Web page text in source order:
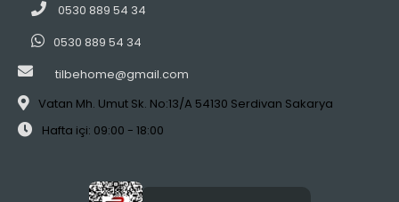
0530 889 54 34
0530 889 54 34
tilbehome@gmail.com
Vatan Mh. Umut Sk. No:13/A 54130 Serdivan Sakarya
Hafta içi: 09:00 - 18:00